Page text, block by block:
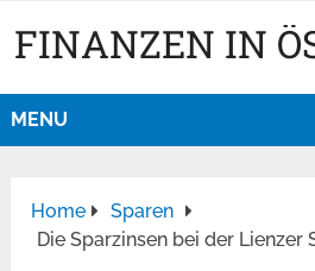
FINANZEN IN
MENU
Home
Sparen
Die Sparzinsen bei der Lienzer